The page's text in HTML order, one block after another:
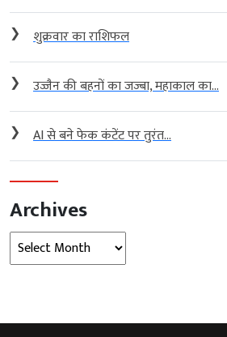
❯ शुक्रवार का राशिफल
❯ उज्जैन की बहनों का जज्बा, महाकाल का...
❯ AI से बने फेक कंटेंट पर तुरंत...
Archives
Archives